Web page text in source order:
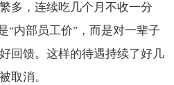
多，连续吃几个月不收一分
“内部员工价”，而是对一辈子
回馈。这样的待遇持续了好几
取消。